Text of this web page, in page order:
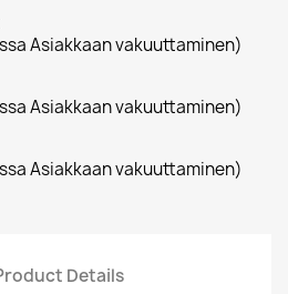
Asiakkaan vakuuttaminen)
Asiakkaan vakuuttaminen)
Asiakkaan vakuuttaminen)
Details